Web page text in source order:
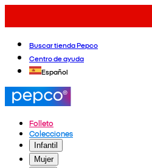
Buscar tienda Pepco
Centro de ayuda
Español
Folleto
Colecciones
Infantil
Mujer